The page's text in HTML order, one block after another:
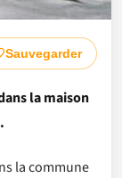
Sauvegarder
la maison
la commune